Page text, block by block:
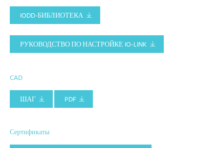
IODD-БИБЛИОТЕКА
РУКОВОДСТВО ПО НАСТРОЙКЕ IO-LINK
CAD
ШАГ
PDF
Сертификаты